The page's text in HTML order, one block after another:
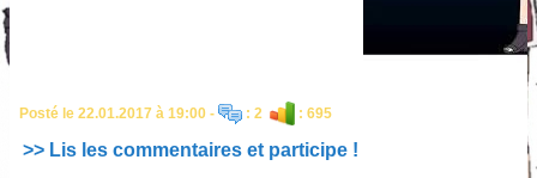
Posté le 22.01.2017 à 19:00 - : 2 : 695
>> Lis les commentaires et participe !